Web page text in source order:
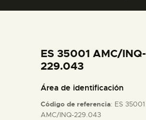
COLECCIONES
ESPAÑOL
ES 35001 AMC/INQ-
229.043
Área de identificación
Código de referencia: ES 35001
AMC/INQ-229.043